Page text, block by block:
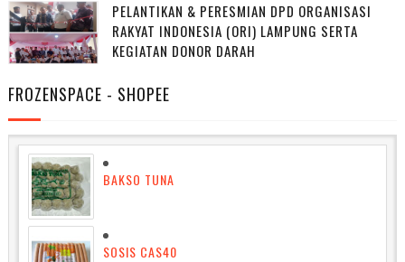
PELANTIKAN & PERESMIAN DPD ORGANISASI
RAKYAT INDONESIA (ORI) LAMPUNG SERTA
KEGIATAN DONOR DARAH
FROZENSPACE - SHOPEE
BAKSO TUNA
SOSIS CAS40